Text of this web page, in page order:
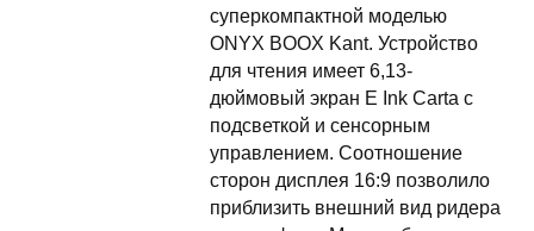
суперкомпактной моделью
ONYX BOOX Kant. Устройство
для чтения имеет 6,13-
дюймовый экран E Ink Carta с
подсветкой и сенсорным
управлением. Соотношение
сторон дисплея 16:9 позволило
приблизить внешний вид ридера